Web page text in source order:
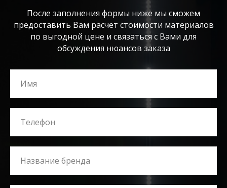
После заполнения формы ниже мы сможем
предоставить Вам расчет стоимости материалов
по выгодной цене и связаться с Вами для
обсуждения нюансов заказа